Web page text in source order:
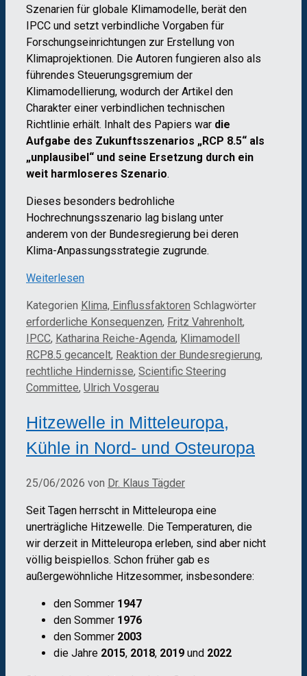
Szenarien für globale Klimamodelle, berät den
IPCC und setzt verbindliche Vorgaben für
Forschungseinrichtungen zur Erstellung von
Klimaprojektionen. Die Autoren fungieren also als
führendes Steuerungsgremium der
Klimamodellierung, wodurch der Artikel den
Charakter einer verbindlichen technischen
Richtlinie erhält. Inhalt des Papiers war die
Aufgabe des Zukunftsszenarios „RCP 8.5“ als
„unplausibel“ und seine Ersetzung durch ein
weit harmloseres Szenario.
Dieses besonders bedrohliche
Hochrechnungsszenario lag bislang unter
anderem von der Bundesregierung bei deren
Klima-Anpassungsstrategie zugrunde.
Weiterlesen
Kategorien Klima, Einflussfaktoren Schlagwörter
erforderliche Konsequenzen, Fritz Vahrenholt,
IPCC, Katharina Reiche-Agenda, Klimamodell
RCP8.5 gecancelt, Reaktion der Bundesregierung,
rechtliche Hindernisse, Scientific Steering
Committee, Ulrich Vosgerau
Hitzewelle in Mitteleuropa,
Kühle in Nord- und Osteuropa
25/06/2026 von Dr. Klaus Tägder
Seit Tagen herrscht in Mitteleuropa eine
unerträgliche Hitzewelle. Die Temperaturen, die
wir derzeit in Mitteleuropa erleben, sind aber nicht
völlig beispiellos. Schon früher gab es
außergewöhnliche Hitzesommer, insbesondere:
den Sommer 1947
den Sommer 1976
den Sommer 2003
die Jahre 2015, 2018, 2019 und 2022